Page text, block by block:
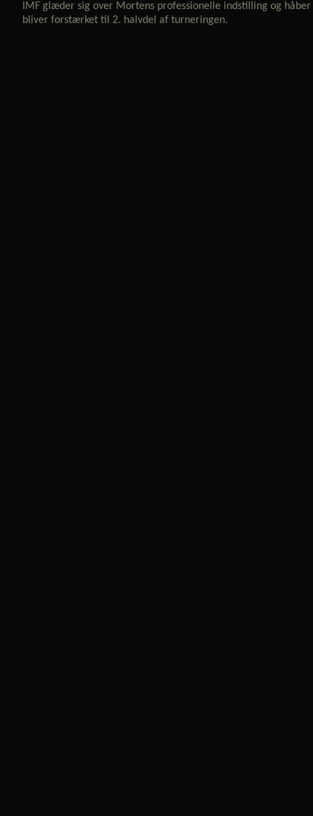
IMF glæder sig over Mortens professionelle indstilling og
bliver forstærket til 2. halvdel af turneringen.